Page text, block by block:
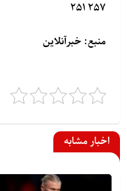
۲۵۷ ۲۵۱
منبع: خبرآنلاین
اخبار مشابه